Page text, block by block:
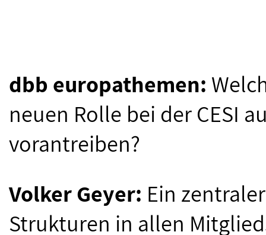
dbb europathemen:
neuen Rolle bei der CESI
vorantreiben?
Volker Geyer: Ein
Strukturen in allen